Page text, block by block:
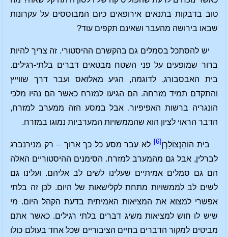
טוב בדבקות בתנאים אירופאים כיום המבוססים על עקרונות
שבאו בירושה מהעבר ושאינם תקפים עוד?
יש להסתכל בסמלים גם בהקשרם ההיסטורי. זה צריך להיות
ברור שמופעים על פני השטח מבטאים דברים בלתי-רגילים.
בית האבסבורג, לדוגמה, הגיע מאלזאס ועבר דרך שווייץ
והתקדם תמיד מזרחה. הם הגיעו למזרח כאשר הם נהיו מלכי
הונגריה ברשות האפיפיור. אבל במסע הזה ממערב למזרח,
הדבר הראוי לציון הוא שהממשויות המערביות נמוגו במזרח.
בית הוֹהֵנְצוֹלֵרְן [6]
לא עבר מסע כל כך ארוך – רק מנירנברג
לברלין, אבל גם מהמערב למזרח. הסימנים ההיסטוריים האלה
הם גם סמלים אמיתיים שעלינו לשים לב אליהם. ועלינו גם
לשים לב לממשויות מתחת לקלישאות של היום. לכן זה בלתי
אפשרי למצוא את המציאות האמיתית בדעת הקהל היום. מי
שיש לו חוש למציאות משיג דברים בלתי רגילים. כאשר אתם
מביטים למקור הדברים בחיים הציבוריים שכל אחד בעולם כולו